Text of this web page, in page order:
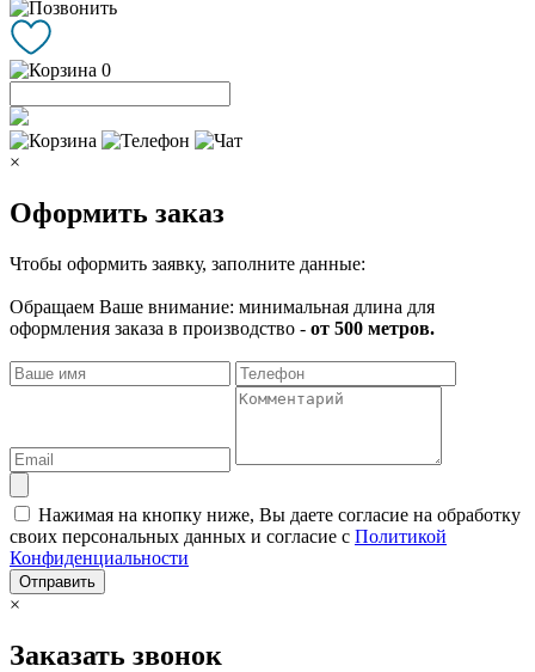
0
×
Оформить заказ
Чтобы оформить заявку, заполните данные:
Обращаем Ваше внимание: минимальная длина для
оформления заказа в производство - от 500 метров.
Нажимая на кнопку ниже, Вы даете согласие на обработку
своих персональных данных и согласие с Политикой
Конфиденциальности
Отправить
×
Заказать звонок